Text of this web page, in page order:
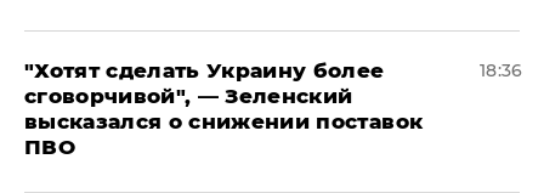
​"Хотят сделать Украину более
сговорчивой", — Зеленский
высказался о снижении поставок
ПВО
18:36